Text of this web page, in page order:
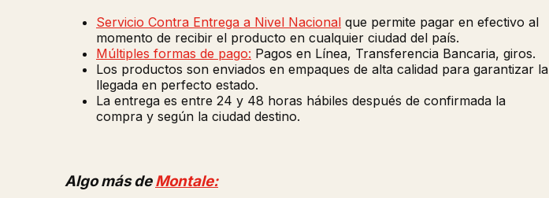
Servicio Contra Entrega a Nivel Nacional que permite pagar en efectivo al
momento de recibir el producto en cualquier ciudad del país.
Múltiples formas de pago: Pagos en Línea, Transferencia Bancaria, giros.
Los productos son enviados en empaques de alta calidad para garantizar la
llegada en perfecto estado.
La entrega es entre 24 y 48 horas hábiles después de confirmada la
compra y según la ciudad destino.
Algo más deMontale: